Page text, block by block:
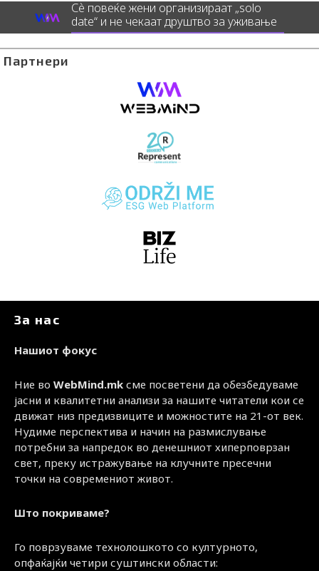
Сè повеќе жени организираат „solo
date“ и не чекаат друштво за уживање
Партнери
За нас
Нашиот фокус
Ние во WebMind.mk сме посветени да обезбедуваме
јасни и квалитетни анализи за нашите читатели кои се
движат низ предизвиците и можностите на 21-от век.
Нудиме перспектива и начин на размислување
потребни за напредок во денешниот хиперповрзан
свет, преку истражување на клучните пресечни
точки на современиот живот.
Што покриваме?
Го поврзуваме технолошкото со културното,
опфаќајќи четири суштински области: